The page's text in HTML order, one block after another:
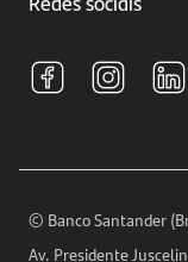
Relações com
Central de
S.A.C
Encontre nossas
Horários de
© Banco Santander
Av. Presidente